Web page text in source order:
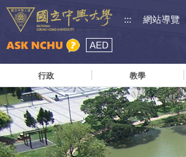
::: 網站導覽
AED
行政 教學